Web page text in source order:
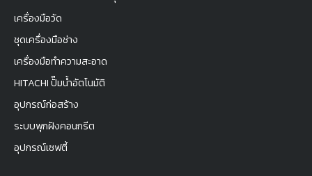
เครื่องมือวัด
ชุดเครื่องมือช่าง
เครื่องมือทำความสะอาด
HITACHI ปั๊มน้ำอัตโนมัติ
อุปกรณ์ก่อสร้าง
ระบบพุกฝังคอนกรีต
อุปกรณ์เซฟตี้